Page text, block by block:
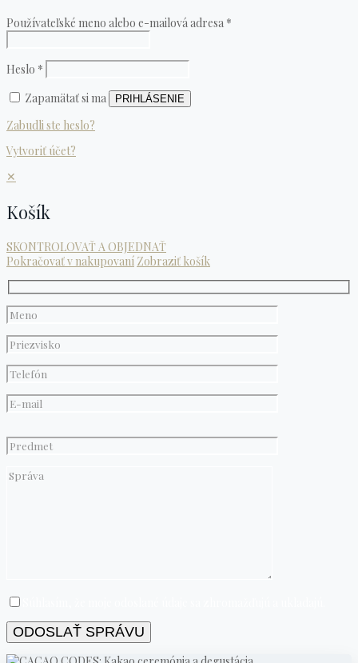
Používateľské meno alebo e-mailová adresa *
Heslo *
Zapamätať si ma
PRIHLÁSENIE
Zabudli ste heslo?
Vytvoriť účet?
✕
Košík
SKONTROLOVAŤ A OBJEDNAŤ
Pokračovať v nakupovaní Zobraziť košík
leave
field